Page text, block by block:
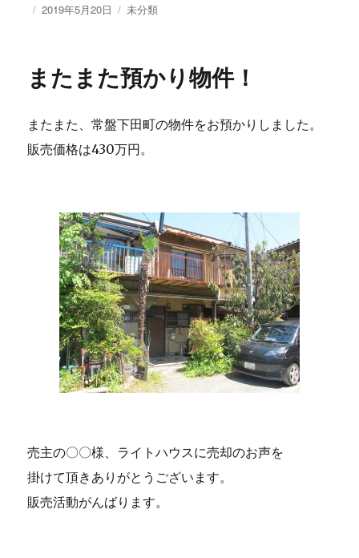
投
2019年5月20日
カ
ー
未分類
またまた預かり物件！
またまた、常盤下田町の物件をお預かりしました。
販売価格は430万円。
売主の〇〇様、ライトハウスに売却のお声を
掛けて頂きありがとうございます。
販売活動がんばります。